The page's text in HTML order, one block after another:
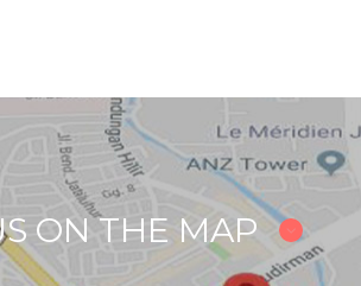
ON THE MAP